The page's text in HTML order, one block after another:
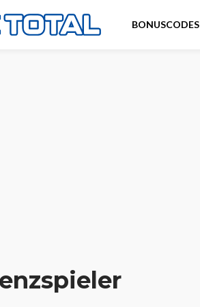
BONUSCODES